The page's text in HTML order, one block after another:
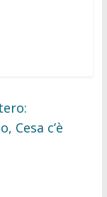
Cesa c’è